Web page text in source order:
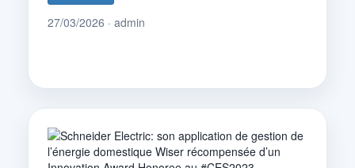
27/03/2026 · admin